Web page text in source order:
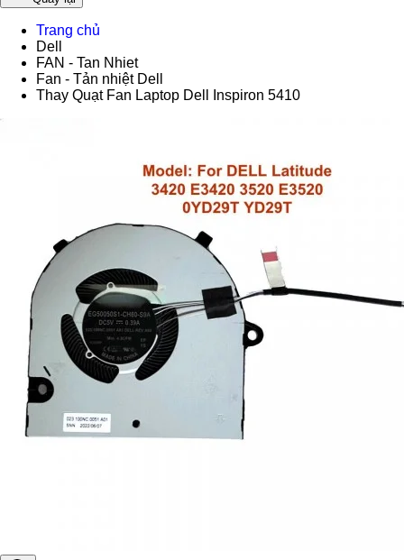
Trang chủ
Dell
FAN - Tan Nhiet
Fan - Tản nhiệt Dell
Thay Quạt Fan Laptop Dell Inspiron 5410